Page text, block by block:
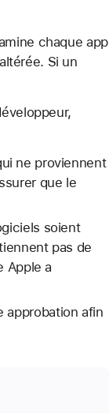
chaque app
Si un
ne proviennent
que le
soient
pas de
Apple a
approbation afin